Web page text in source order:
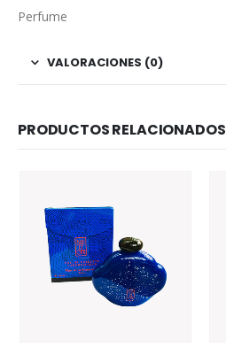
Perfume
VALORACIONES (0)
PRODUCTOS RELACIONADOS